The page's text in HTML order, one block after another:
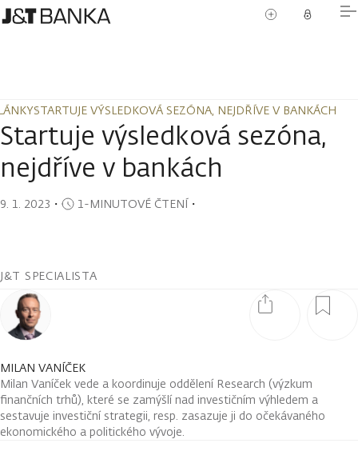
STARTUJE VÝSLEDKOVÁ SEZÓNA, NEJDŘÍVE V BANKÁCH
STARTUJE VÝSLEDKOVÁ SEZÓNA, NEJDŘÍVE V BANKÁCH
Startuje výsledková sezóna,
nejdříve v bankách
9. 1. 2023 ・ 1-MINUTOVÉ ČTENÍ・
J&T SPECIALISTA
MILAN VANÍČEK
Milan Vaníček vede a koordinuje oddělení Research (výzkum
finančních trhů), které se zamýšlí nad investičním výhledem a
sestavuje investiční strategii, resp. zasazuje ji do očekávaného
ekonomického a politického vývoje.